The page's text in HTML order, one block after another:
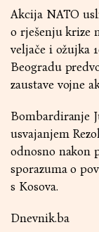
Akcija NATO
o rješenju krize
veljače i ožujka
Beogradu
zaustave vojne
Bombardiranje
usvajanjem
odnosno nakon
sporazuma o
s Kosova.
Dnevnik.ba